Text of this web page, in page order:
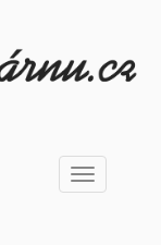
Toggle
navigation